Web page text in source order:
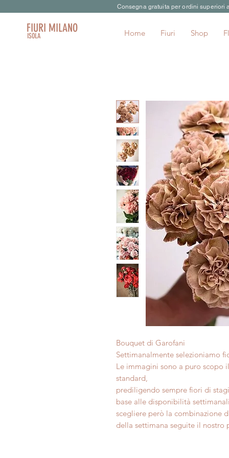
Consegna gratuita per ordini superiori
ISOLA
FIURI MILANO Home Fiuri Shop
Bouquet di Garofani
Settimanalmente selezioniamo
Le immagini sono a puro scopo
standard,
prediligendo sempre fiori di
base alle disponibilità
scegliere però la combinazione
della settimana seguite il